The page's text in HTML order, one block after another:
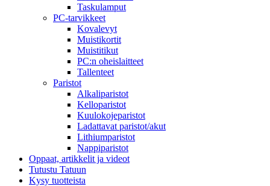
Taskulamput
PC-tarvikkeet
Kovalevyt
Muistikortit
Muistitikut
PC:n oheislaitteet
Tallenteet
Paristot
Alkaliparistot
Kelloparistot
Kuulokojeparistot
Ladattavat paristot/akut
Lithiumparistot
Nappiparistot
Oppaat, artikkelit ja videot
Tutustu Tatuun
Kysy tuotteista